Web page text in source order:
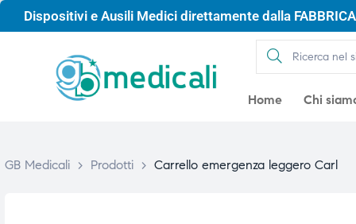
Dispositivi e Ausili Medici direttamente dalla
Home Chi
GB Medicali > Prodotti > Carrello emergenza leggero Carl